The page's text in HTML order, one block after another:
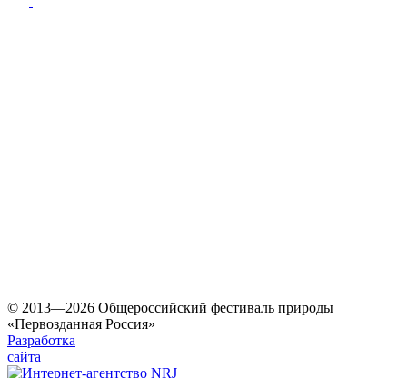
© 2013—2026 Общероссийский фестиваль природы
«Первозданная Россия»
Разработка
сайта